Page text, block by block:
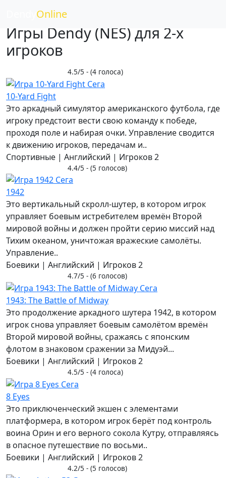
Online
Игры Dendy (NES) для 2-х
игроков
4.5/5 - (4 голоса)
10-Yard Fight
Это аркадный симулятор американского футбола, где
игроку предстоит вести свою команду к победе,
проходя поле и набирая очки. Управление сводится
к движению игроков, передачам и..
Спортивные | Английский | Игроков 2
4.4/5 - (5 голосов)
1942
Это вертикальный скролл-шутер, в котором игрок
управляет боевым истребителем времён Второй
мировой войны и должен пройти серию миссий над
Тихим океаном, уничтожая вражеские самолёты.
Управление..
Боевики | Английский | Игроков 2
4.7/5 - (6 голосов)
1943: The Battle of Midway
Это продолжение аркадного шутера 1942, в котором
игрок снова управляет боевым самолётом времён
Второй мировой войны, сражаясь с японским
флотом в знаковом сражении за Мидуэй...
Боевики | Английский | Игроков 2
4.5/5 - (4 голоса)
8 Eyes
Это приключенческий экшен с элементами
платформера, в котором игрок берёт под контроль
воина Орин и его верного сокола Кутру, отправляясь
в опасное путешествие по восьми..
Боевики | Английский | Игроков 2
4.2/5 - (5 голосов)